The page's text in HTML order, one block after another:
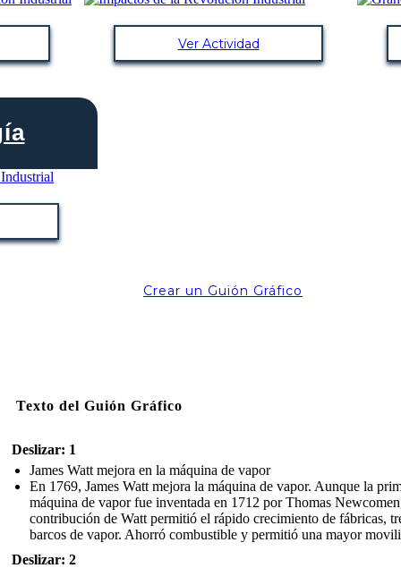
Ver Actividad
Crear un Guión Gráfico
Texto del Guión Gráfico
Deslizar: 1
James Watt mejora en la máquina de vapor
En 1769, James Watt mejora la máquina de vapor. Aunque la
máquina de vapor fue inventada en 1712 por Thomas
contribución de Watt permitió el rápido crecimiento de fábricas,
barcos de vapor. Ahorró combustible y permitió una mayor
Deslizar: 2